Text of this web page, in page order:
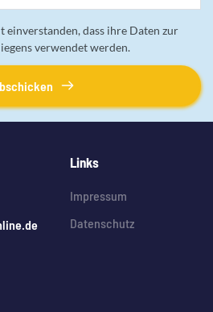
einverstanden, dass ihre Daten zur
verwendet werden.
Links
Impressum
Datenschutz